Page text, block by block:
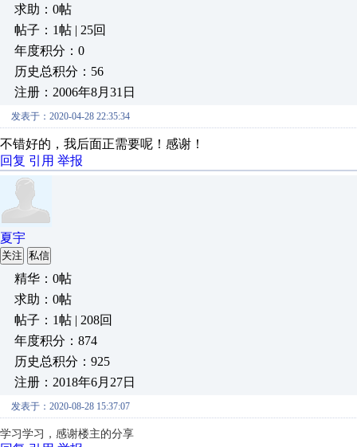
求助：0帖
帖子：1帖 | 25回
年度积分：0
历史总积分：56
注册：2006年8月31日
发表于：2020-04-28 22:35:34
不错好的，我后面正需要呢！感谢！
回复 引用 举报
夏宇
关注 私信
精华：0帖
求助：0帖
帖子：1帖 | 208回
年度积分：874
历史总积分：925
注册：2018年6月27日
发表于：2020-08-28 15:37:07
学习学习，感谢楼主的分享